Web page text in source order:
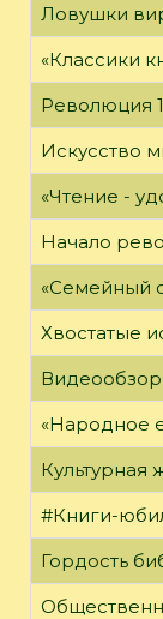
Ловушки
«Классики
Революция
Искусство
«Чтение -
Начало
«Семейный
Хвостатые
Видеообзор
«Народное
Культурная
#Книги-
Гордость